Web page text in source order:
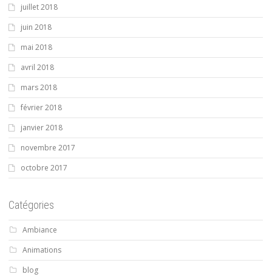
juillet 2018
juin 2018
mai 2018
avril 2018
mars 2018
février 2018
janvier 2018
novembre 2017
octobre 2017
Catégories
Ambiance
Animations
blog